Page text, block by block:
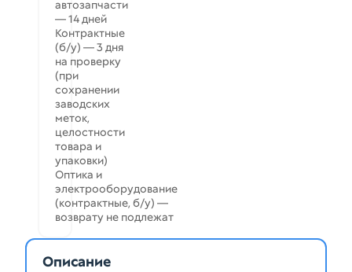
автозапчасти
— 14 дней
Контрактные
(б/у) — 3 дня
на проверку
(при
сохранении
заводских
меток,
целостности
товара и
упаковки)
Оптика и
электрооборудование
(контрактные, б/у) —
возврату не подлежат
Описание